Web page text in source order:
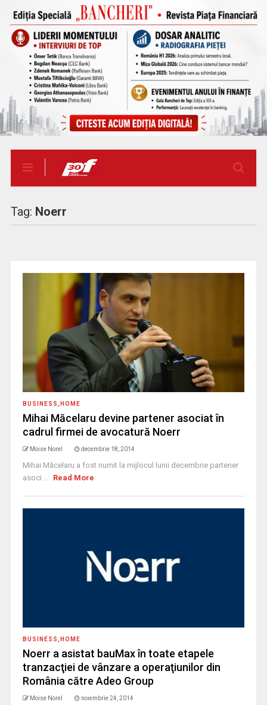
Tag: Noerr
BUSINESS HOME
Mihai Măcelaru devine partener asociat în
cadrul firmei de avocatură Noerr
Moise Norel decembrie 18, 2014
Mihai Măcelaru a fost numit la mijlocul lunii decembrie partener
asoci ... Read More
BUSINESS HOME
Noerr a asistat bauMax în toate etapele
tranzacţiei de vânzare a operaţiunilor din
România către Adeo Group
Moise Norel noiembrie 24, 2014